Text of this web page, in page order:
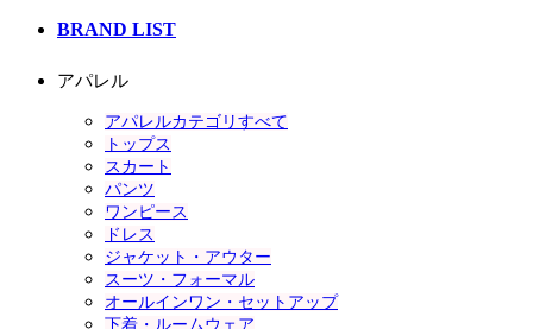
BRAND LIST
アパレル
アパレルカテゴリすべて
トップス
スカート
パンツ
ワンピース
ドレス
ジャケット・アウター
スーツ・フォーマル
オールインワン・セットアップ
下着・ルームウェア